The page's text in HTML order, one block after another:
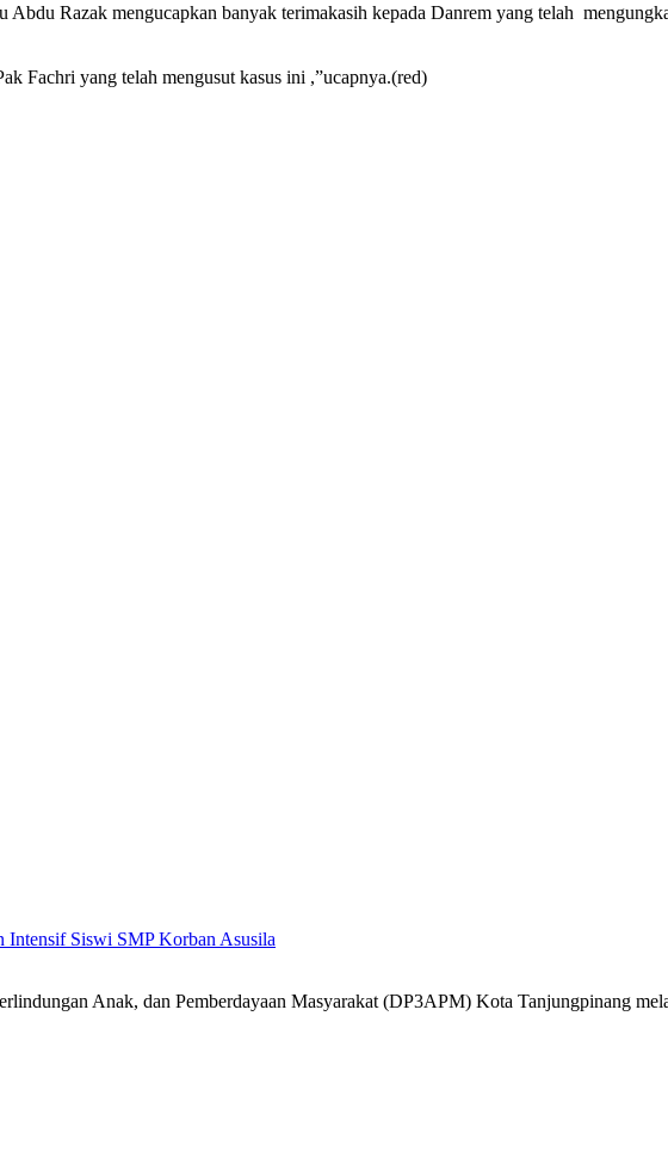
Razak mengucapkan banyak terimakasih kepada Danrem yang telah
Fachri yang telah mengusut kasus ini ,”ucapnya.(red)
Intensif Siswi SMP Korban Asusila
Anak, dan Pemberdayaan Masyarakat (DP3APM) Kota Tanjungpinang